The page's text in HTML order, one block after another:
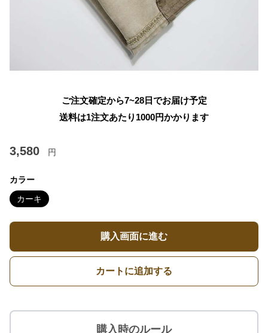
ご注文確定から7~28日でお届け予定
送料は1注文あたり 1000円かかります
3,580 円
カラー
カーキ
購入画面に進む
カートに追加する
購入時のルール